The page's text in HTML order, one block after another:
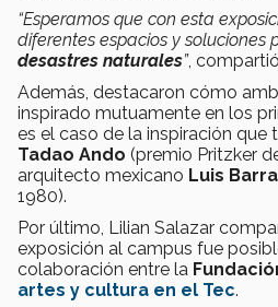
“Esperamos que con esta
diferentes espacios y soluciones
desastres naturales”,
Además, destacaron cómo
inspirado mutuamente en los
es el caso de la inspiración
Tadao Ando (premio Pritzker
arquitecto mexicano Luis
1980).
Por último, Lilian Salazar
exposición al campus fue
colaboración entre la
artes y cultura en el Tec.